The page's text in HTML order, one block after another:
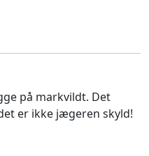
på markvildt. Det
er ikke jægeren skyld!